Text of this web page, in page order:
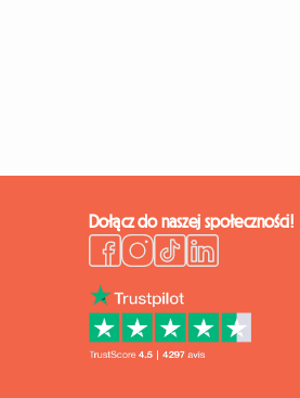
Dołącz do naszej społeczności!